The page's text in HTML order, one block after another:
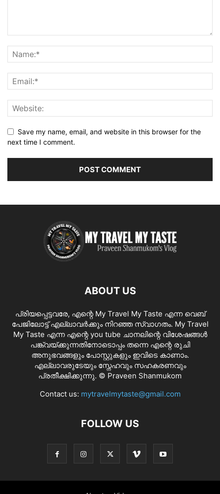
Save my name, email, and website in this browser for the
next time I comment.
ABOUT US
പ്രിയപ്പെട്ടവരേ, എന്റെ My Travel My Taste എന്ന വെബ്
പേജിലോട്ട് എല്ലാവർക്കും നിറഞ്ഞ സ്വാഗതം. My Travel
My Taste എന്ന എന്റെ you tube ചാനലിന്റെ വിശേഷങ്ങൾ
പങ്ക്വയ്ക്കുന്നതിനോടൊപ്പം തന്നെ എന്റെ രുചി
അനുഭവങ്ങളും പോസ്റ്റുകളും ഇവിടെ കാണാം.
എല്ലാവരുടേയും സ്നേഹവും സഹകരണവും
പ്രതീക്ഷിക്കുന്നു. © Praveen Shanmukom
Contact us: mytravelmytaste@gmail.com
FOLLOW US